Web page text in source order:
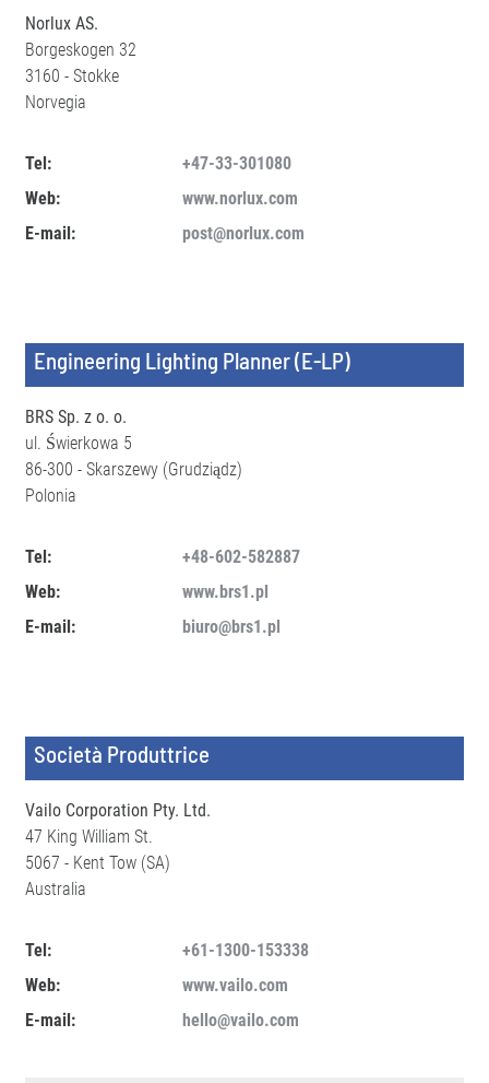
Norlux AS.
Borgeskogen 32
3160 - Stokke
Norvegia
Tel:
+47-33-301080
Web:
www.norlux.com
E-mail:
post@norlux.com
Engineering Lighting Planner (E-LP)
BRS Sp. z o. o.
ul. Świerkowa 5
86-300 - Skarszewy (Grudziądz)
Polonia
Tel:
+48-602-582887
Web:
www.brs1.pl
E-mail:
biuro@brs1.pl
Società Produttrice
Vailo Corporation Pty. Ltd.
47 King William St.
5067 - Kent Tow (SA)
Australia
Tel:
+61-1300-153338
Web:
www.vailo.com
E-mail:
hello@vailo.com